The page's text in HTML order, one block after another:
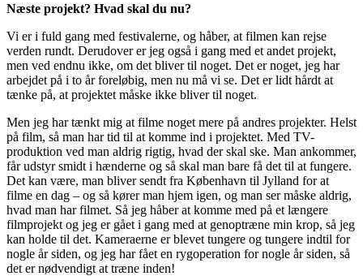
Næste projekt? Hvad skal du nu?
Vi er i fuld gang med festivalerne, og håber, at filmen kan rejse
verden rundt. Derudover er jeg også i gang med et andet projekt,
men ved endnu ikke, om det bliver til noget. Det er noget, jeg har
arbejdet på i to år foreløbig, men nu må vi se. Det er lidt hårdt at
tænke på, at projektet måske ikke bliver til noget.
Men jeg har tænkt mig at filme noget mere på andres projekter. Helst
på film, så man har tid til at komme ind i projektet. Med TV-
produktion ved man aldrig rigtig, hvad der skal ske. Man ankommer,
får udstyr smidt i hænderne og så skal man bare få det til at fungere.
Det kan være, man bliver sendt fra København til Jylland for at
filme en dag – og så kører man hjem igen, og man ser måske aldrig,
hvad man har filmet. Så jeg håber at komme med på et længere
filmprojekt og jeg er gået i gang med at genoptræne min krop, så jeg
kan holde til det. Kameraerne er blevet tungere og tungere indtil for
nogle år siden, og jeg har fået en rygoperation for nogle år siden, så
det er nødvendigt at træne inden!